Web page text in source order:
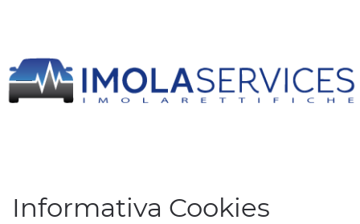
Informativa Cookies